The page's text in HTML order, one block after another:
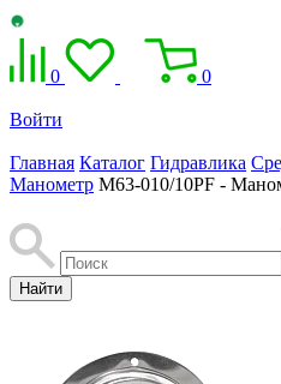
0 0
Войти
Главная Каталог Гидравлика
Манометр M63-010/10PF -
Найти